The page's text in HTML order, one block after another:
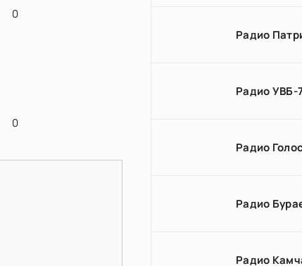
0
0
Радио
Радио УВБ-
Радио
Радио
Радио